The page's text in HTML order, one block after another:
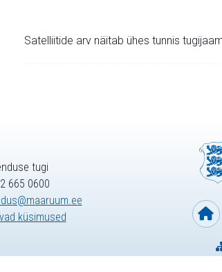
Satelliitide arv näitab ühes tunnis
tugi
665 0600
küsimused